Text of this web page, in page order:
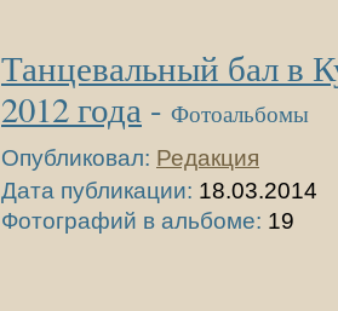
Танцевальный бал в
2012 года - Фотоальбомы
Опубликовал: Редакция
Дата публикации: 18.03.2014
Фотографий в альбоме: 19